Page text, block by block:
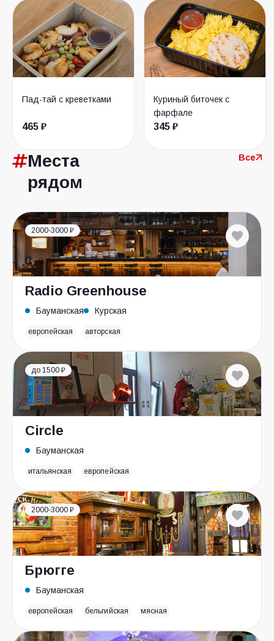
Пад-тай с креветками
465 ₽
Куриный биточек с
фарфале
345 ₽
Места
рядом
Все
2000-3000 ₽
Radio Greenhouse
Бауманская Курская
европейская авторская
до 1500 ₽
Circle
Бауманская
итальянская европейская
2000-3000 ₽
Брюгге
Бауманская
европейская бельгийская мясная